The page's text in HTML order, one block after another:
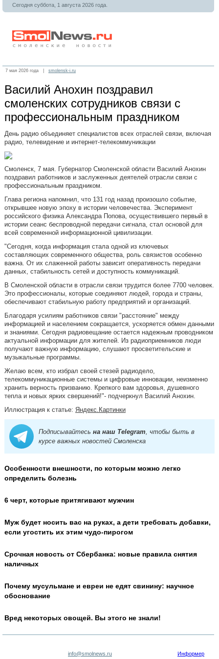
Сегодня суббота, 1 августа 2026 года.
7 мая 2026 года | smolensk-i.ru
Василий Анохин поздравил
смоленских сотрудников связи с
профессиональным праздником
День радио объединяет специалистов всех отраслей связи, включая
радио, телевидение и интернет-телекоммуникации
Смоленск, 7 мая. Губернатор Смоленской области Василий Анохин
поздравил работников и заслуженных деятелей отрасли связи с
профессиональным праздником.
Глава региона напомнил, что 131 год назад произошло событие,
открывшее новую эпоху в истории человечества. Эксперимент
российского физика Александра Попова, осуществившего первый в
истории сеанс беспроводной передачи сигнала, стал основой для
всей современной информационной цивилизации.
"Сегодня, когда информация стала одной из ключевых
составляющих современного общества, роль связистов особенно
важна. От их слаженной работы зависит оперативность передачи
данных, стабильность сетей и доступность коммуникаций.
В Смоленской области в отрасли связи трудится более 7700 человек.
Это профессионалы, которые соединяют людей, города и страны,
обеспечивают стабильную работу предприятий и организаций.
Благодаря усилиям работников связи "расстояние" между
информацией и населением сокращается, ускоряется обмен данными
и знаниями. Сегодня радиовещание остается надежным проводником
актуальной информации для жителей. Из радиоприемников люди
получают важную информацию, слушают просветительские и
музыкальные программы.
Желаю всем, кто избрал своей стезей радиодело,
телекоммуникационные системы и цифровые инновации, неизменно
хранить верность призванию. Крепкого вам здоровья, душевного
тепла и новых ярких свершений!"- подчеркнул Василий Анохин.
Иллюстрация к статье: Яндекс.Картинки
Подписывайтесь на наш Telegram, чтобы быть в
курсе важных новостей Смоленска
Особенности внешности, по которым можно легко
определить болезнь
6 черт, которые притягивают мужчин
Муж будет носить вас на руках, а дети требовать добавки,
если угостить их этим чудо-пирогом
Срочная новость от Сбербанка: новые правила снятия
наличных
Почему мусульмане и евреи не едят свинину: научное
обоснование
Вред некоторых овощей. Вы этого не знали!
info@smolnews.ru Информер